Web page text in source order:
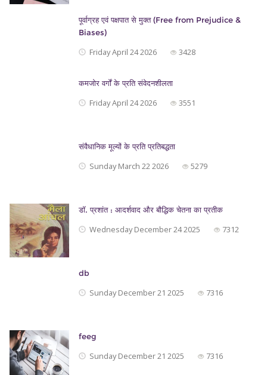
पूर्वाग्रह एवं पक्षपात से मुक्त (Free from Prejudice &
Biases)
Friday April 24 2026 3428
कमजोर वर्गों के प्रति संवेदनशीलता
Friday April 24 2026 3551
संवैधानिक मूल्यों के प्रति प्रतिबद्धता
Sunday March 22 2026 5279
डॉ. प्रशांत : आदर्शवाद और बौद्धिक चेतना का प्रतीक
Wednesday December 24 2025 7312
db
Sunday December 21 2025 7316
feeg
Sunday December 21 2025 7316